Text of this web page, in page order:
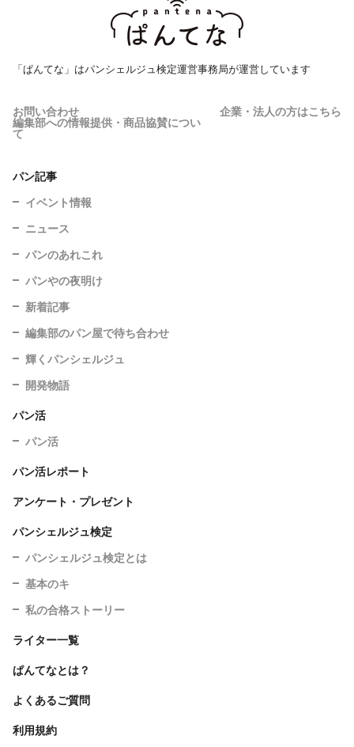
「ぱんてな」はパンシェルジュ検定運営事務局が運営しています
お問い合わせ 企業・法人の方はこちら
編集部への情報提供・商品協賛につい
て
パン記事
イベント情報
ニュース
パンのあれこれ
パンやの夜明け
新着記事
編集部のパン屋で待ち合わせ
輝くパンシェルジュ
開発物語
パン活
パン活
パン活レポート
アンケート・プレゼント
パンシェルジュ検定
パンシェルジュ検定とは
基本のキ
私の合格ストーリー
ライター一覧
ぱんてなとは？
よくあるご質問
利用規約